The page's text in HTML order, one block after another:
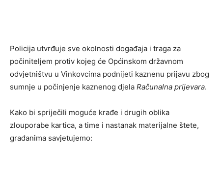
Policija utvrđuje sve okolnosti događaja i traga za
počiniteljem protiv kojeg će Općinskom državnom
odvjetništvu u Vinkovcima podnijeti kaznenu prijavu zbog
sumnje u počinjenje kaznenog djela Računalna prijevara.
Kako bi spriječili moguće krađe i drugih oblika
zlouporabe kartica, a time i nastanak materijalne štete,
građanima savjetujemo: